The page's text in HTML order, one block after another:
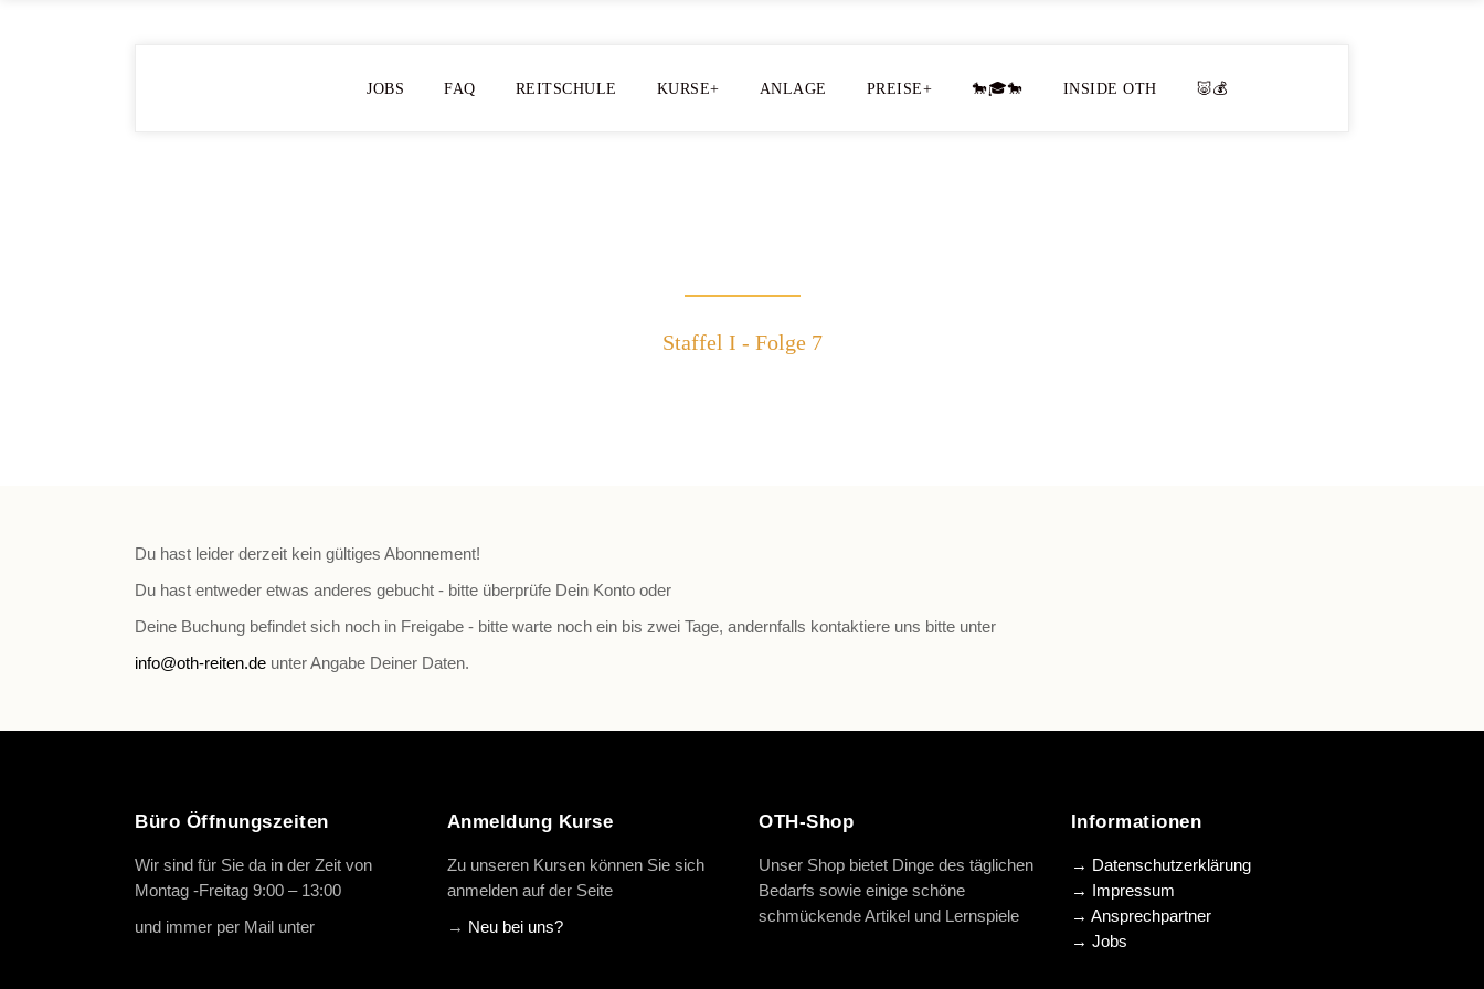
JOBS FAQ REITSCHULE KURSE+ ANLAGE PREISE+ 🐎🎓🐎 INSIDE OTH 🐷💰
Staffel I - Folge 7
Du hast leider derzeit kein gültiges Abonnement!
Du hast entweder etwas anderes gebucht - bitte überprüfe Dein Konto oder
Deine Buchung befindet sich noch in Freigabe - bitte warte noch ein bis zwei Tage, andernfalls kontaktiere uns bitte unter
info@oth-reiten.de unter Angabe Deiner Daten.
Büro Öffnungszeiten
Wir sind für Sie da in der Zeit von
Montag -Freitag 9:00 – 13:00
und immer per Mail unter
Anmeldung Kurse
Zu unseren Kursen können Sie sich
anmelden auf der Seite
→ Neu bei uns?
OTH-Shop
Unser Shop bietet Dinge des täglichen
Bedarfs sowie einige schöne
schmückende Artikel und Lernspiele
Informationen
→ Datenschutzerklärung
→ Impressum
→ Ansprechpartner
→ Jobs